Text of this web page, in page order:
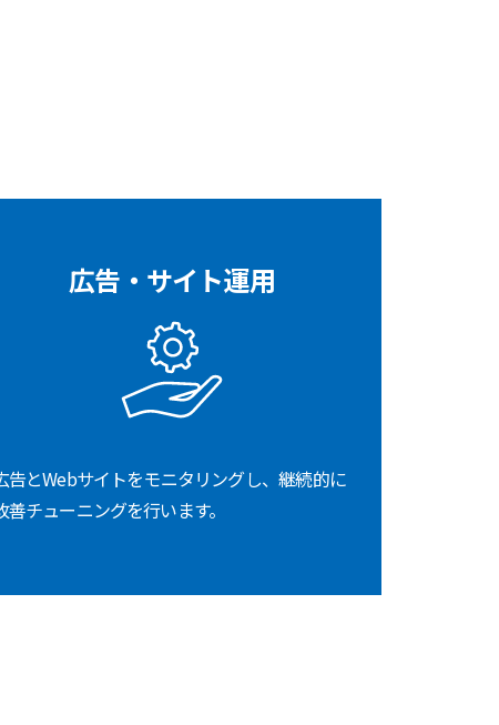
広告・サイト運用
告とWebサイトをモニタリングし、継続的に
善チューニングを行います。